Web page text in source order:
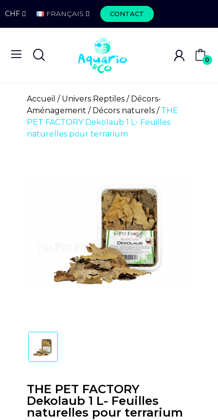
CHF FRANÇAIS CONTACT
0
Accueil Univers Reptiles
Décors-
Aménagement
Décors naturels
THE
PET FACTORY Dekolaub 1 L- Feuilles
naturelles pour terrarium
THE PET FACTORY
Dekolaub 1 L- Feuilles
naturelles pour terrarium